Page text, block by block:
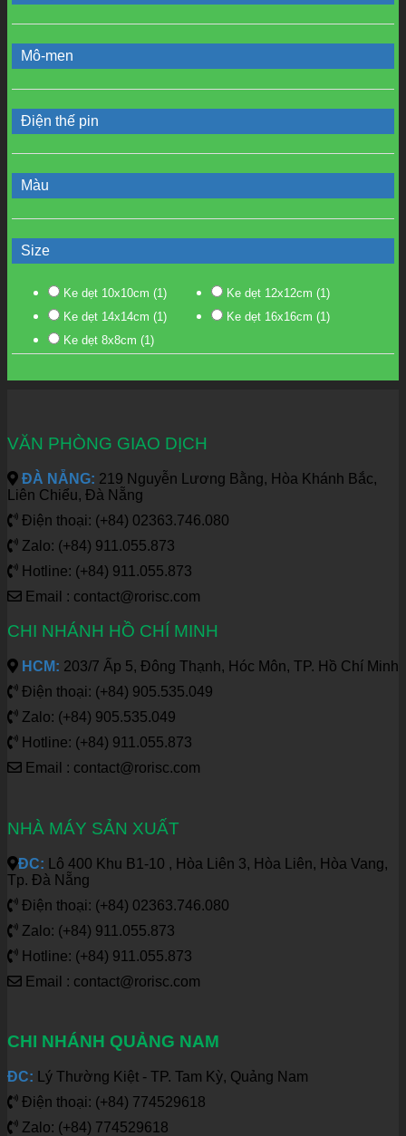
Mô-men
Điện thế pin
Màu
Size
Ke dẹt 10x10cm (1) Ke dẹt 12x12cm (1)
Ke dẹt 14x14cm (1) Ke dẹt 16x16cm (1)
Ke dẹt 8x8cm (1)
VĂN PHÒNG GIAO DỊCH
ĐÀ NẴNG: 219 Nguyễn Lương Bằng, Hòa Khánh Bắc,
Liên Chiểu, Đà Nẵng
Điện thoại: (+84) 02363.746.080
Zalo: (+84) 911.055.873
Hotline: (+84) 911.055.873
Email : contact@rorisc.com
CHI NHÁNH HỒ CHÍ MINH
HCM: 203/7 Ấp 5, Đông Thạnh, Hóc Môn, TP. Hồ Chí Minh
Điện thoại: (+84) 905.535.049
Zalo: (+84) 905.535.049
Hotline: (+84) 911.055.873
Email : contact@rorisc.com
NHÀ MÁY SẢN XUẤT
ĐC: Lô 400 Khu B1-10 , Hòa Liên 3, Hòa Liên, Hòa Vang,
Tp. Đà Nẵng
Điện thoại: (+84) 02363.746.080
Zalo: (+84) 911.055.873
Hotline: (+84) 911.055.873
Email : contact@rorisc.com
CHI NHÁNH QUẢNG NAM
ĐC: Lý Thường Kiệt - TP. Tam Kỳ, Quảng Nam
Điện thoại: (+84) 774529618
Zalo: (+84) 774529618